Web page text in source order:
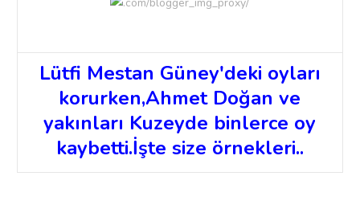
Lütfi Mestan Güney'deki oyları
korurken,Ahmet Doğan ve
yakınları Kuzeyde binlerce oy
kaybetti.İşte size örnekleri..